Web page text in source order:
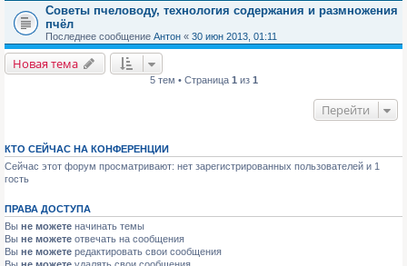
Советы пчеловоду, технология содержания и размножения
пчёл
Последнее сообщение Антон « 30 июн 2013, 01:11
Новая тема
5 тем • Страница 1 из 1
Перейти
КТО СЕЙЧАС НА КОНФЕРЕНЦИИ
Сейчас этот форум просматривают: нет зарегистрированных пользователей и 1
гость
ПРАВА ДОСТУПА
Вы не можете начинать темы
Вы не можете отвечать на сообщения
Вы не можете редактировать свои сообщения